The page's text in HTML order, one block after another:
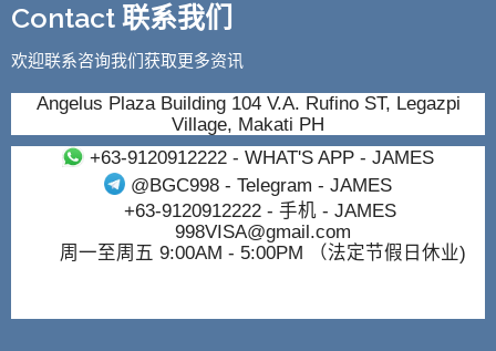
Contact 联系我们
欢迎联系咨询我们获取更多资讯
Angelus Plaza Building 104 V.A. Rufino ST, Legazpi
Village, Makati PH
+63-9120912222- WHAT'S APP - JAMES
@BGC998 - Telegram - JAMES
+63-9120912222- 手机 - JAMES
998VISA@gmail.com
周一至周五 9:00AM - 5:00PM （法定节假日休业)